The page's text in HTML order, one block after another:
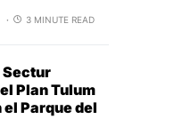
3 MINUTE READ
Plan Tulum
el Parque del